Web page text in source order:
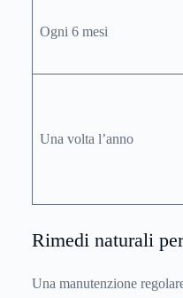
Ogni 6 mesi
Una volta l’anno
Rimedi naturali
Una manutenzione